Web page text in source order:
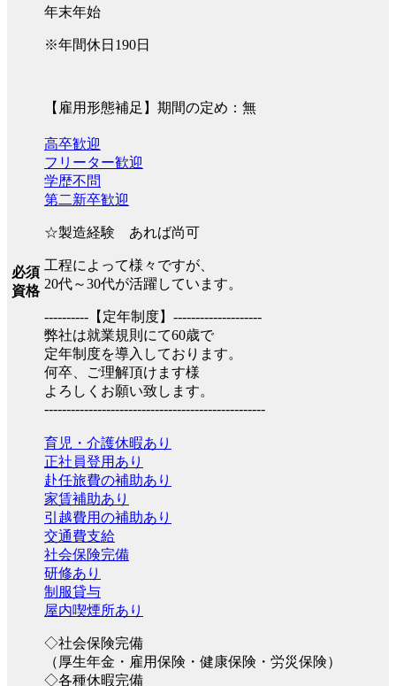
年末年始
※年間休日190日
【雇用形態補足】期間の定め：無
必須
資格
高卒歓迎
フリーター歓迎
学歴不問
第二新卒歓迎
☆製造経験 あれば尚可
工程によって様々ですが、
20代～30代が活躍しています。
----------【定年制度】--------------------
弊社は就業規則にて60歳で
定年制度を導入しております。
何卒、ご理解頂けます様
よろしくお願い致します。
--------------------------------------------------
育児・介護休暇あり
正社員登用あり
赴任旅費の補助あり
家賃補助あり
引越費用の補助あり
交通費支給
社会保険完備
研修あり
制服貸与
屋内喫煙所あり
◇社会保険完備
（厚生年金・雇用保険・健康保険・労災保険）
◇各種休暇完備